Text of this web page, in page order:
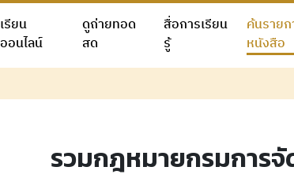
เรียน
ออนไลน์
ดูถ่ายทอด
สด
สื่อการเรียน
รู้
ค้นรายก
หนังสือ
รวมกฎหมายกรมการจั